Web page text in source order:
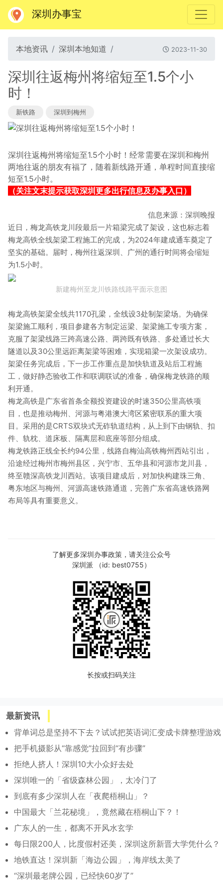
深圳办事宝
本地资讯 深圳本地知道 2023-11-30
深圳往返梅州将缩短至1.5个小
时！
新铁路 深圳到梅州
深圳往返梅州将缩短至1.5个小时！经常需要在深圳和梅州
两地往返的朋友有福了，随着新线路开通，单程时间直接缩
短至1.5小时。
（关注文末提示获取深圳更多出行信息及办事入口）
信息来源：深圳晚报
近日，梅龙高铁龙川段最后一片箱梁完成了架设，这也标志着
梅龙高铁全线架梁工程施工的完成，为2024年建成通车奠定了
坚实的基础。届时，梅州往返深圳、广州的通行时间将会缩短
为1.5小时。
新建梅州至龙川铁路线路平面示意图
梅龙高铁架梁全线共1170孔梁，全线设3处制架梁场。为确保
架梁施工顺利，项目参建各方制定运梁、架梁施工专项方案，
克服了架梁线路三跨高速公路、两跨既有铁路、多处通过长大
隧道以及30公里远距离架梁等困难，实现箱梁一次架设成功。
架梁任务完成后，下一步工作重点是加快轨道及站后工程施
工，做好静态验收工作和联调联试的准备，确保梅龙铁路的顺
利开通。
梅龙高铁是广东省首条全额投资建设的时速350公里高铁项
目，也是推动梅州、河源与粤港澳大湾区紧密联系的重大项
目。采用的是CRTS双块式无砟轨道结构，从上到下由钢轨、扣
件、轨枕、道床板、隔离层和底座等部分组成。
梅龙铁路正线全长约94公里，线路自梅汕高铁梅州西站引出，
沿途经过梅州市梅州县区，兴宁市、五华县和河源市龙川县，
终至赣深高铁龙川西站。该项目建成后，对加快构建珠三角、
粤东地区与梅州、河源高速铁路通道，完善广东省高速铁路网
布局等具有重要意义。
了解更多深圳办事政策，请关注公众号
深圳派 （id: best0755）
长按或扫码关注
最新资讯
背单词总是坚持不下去？试试把英语词汇变成卡牌整理游戏
把手机摄影从“靠感觉”拉回到“有步骤”
拒绝人挤人！深圳10大小众好去处
深圳唯一的「省级森林公园」，太冷门了
到底有多少深圳人在「夜爬梧桐山」？
中国最大「兰花秘境」，竟然藏在梧桐山下？！
广东人的一生，都离不开风水玄学
每日限200人，比度假村还美，深圳这所新晋大学凭什么？
地铁直达！深圳新「海边公园」，海岸线太美了
“深圳最老牌公园，已经快60岁了”